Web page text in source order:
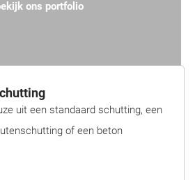
ons portfolio
uit een standaard schutting, een
of een beton